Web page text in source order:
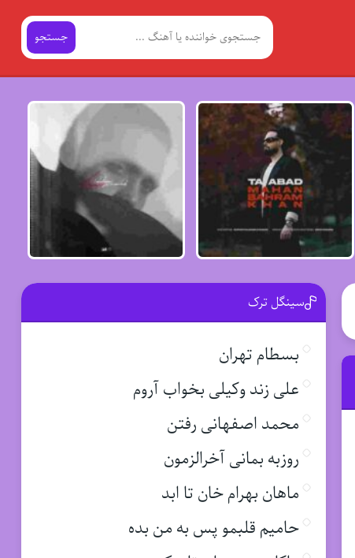
جستجو
سینگل ترک
بسطام تهران
علی زند وکیلی بخواب آروم
محمد اصفهانی رفتن
روزبه بمانی آخرالزمون
ماهان بهرام خان تا ابد
حامیم قلبمو پس به من بده